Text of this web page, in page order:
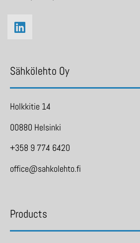
Sähkölehto Oy
Holkkitie 14
00880 Helsinki
+358 9 774 6420
office@sahkolehto.fi
Products